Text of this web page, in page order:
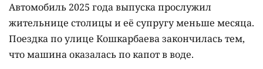
Автомобиль 2025 года выпуска прослужил
жительнице столицы и её супругу меньше месяца.
Поездка по улице Кошкарбаева закончилась тем,
что машина оказалась по капот в воде.